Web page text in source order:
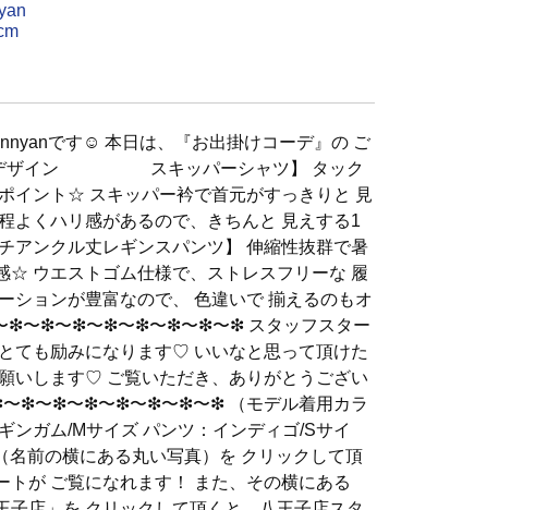
です☺︎ 本日は、『お出掛けコーデ』の ご
デザイン スキッパーシャツ】 タック
イント☆ スキッパー衿で首元がすっきりと 見
よくハリ感があるので、きちんと 見えする1
アンクル丈レギンスパンツ】 伸縮性抜群で暑
☆ ウエストゴム仕様で、ストレスフリーな 履
ションが豊富なので、 色違いで 揃えるのもオ
❇︎〜❇︎〜❇︎〜❇︎〜❇︎〜❇︎〜❇︎〜❇︎ スタッフスター
ても励みになります♡ いいなと思って頂けた
いします♡ ご覧いただき、ありがとうござい
❇︎〜❇︎〜❇︎〜❇︎〜❇︎〜❇︎〜❇︎ （モデル着用カラ
ンガム/Mサイズ パンツ：インディゴ/Sサイ
名前の横にある丸い写真）を クリックして頂
トが ご覧になれます！ また、その横にある